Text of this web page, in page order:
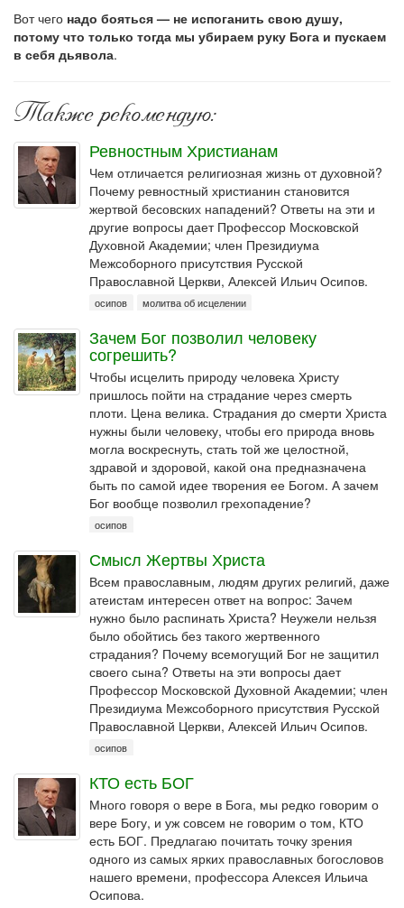
Вот чего надо бояться — не испоганить свою душу,
потому что только тогда мы убираем руку Бога и пускаем
в себя дьявола.
Также рекомендую:
Ревностным Христианам
Чем отличается религиозная жизнь от духовной?
Почему ревностный христианин становится
жертвой бесовских нападений? Ответы на эти и
другие вопросы дает Профессор Московской
Духовной Академии; член Президиума
Межсоборного присутствия Русской
Православной Церкви, Алексей Ильич Осипов.
осипов молитва об исцелении
Зачем Бог позволил человеку
согрешить?
Чтобы исцелить природу человека Христу
пришлось пойти на страдание через смерть
плоти. Цена велика. Страдания до смерти Христа
нужны были человеку, чтобы его природа вновь
могла воскреснуть, стать той же целостной,
здравой и здоровой, какой она предназначена
быть по самой идее творения ее Богом. А зачем
Бог вообще позволил грехопадение?
осипов
Смысл Жертвы Христа
Всем православным, людям других религий, даже
атеистам интересен ответ на вопрос: Зачем
нужно было распинать Христа? Неужели нельзя
было обойтись без такого жертвенного
страдания? Почему всемогущий Бог не защитил
своего сына? Ответы на эти вопросы дает
Профессор Московской Духовной Академии; член
Президиума Межсоборного присутствия Русской
Православной Церкви, Алексей Ильич Осипов.
осипов
КТО есть БОГ
Много говоря о вере в Бога, мы редко говорим о
вере Богу, и уж совсем не говорим о том, КТО
есть БОГ. Предлагаю почитать точку зрения
одного из самых ярких православных богословов
нашего времени, профессора Алексея Ильича
Осипова.